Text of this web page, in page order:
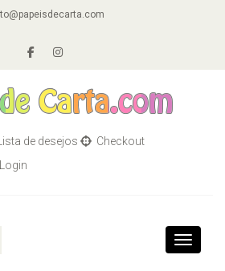
de desejos
Checkout
Login
Toggle